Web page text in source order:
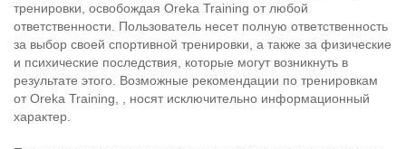
тренировки, освобождая Oreka Training от любой
ответственности. Пользователь несет полную ответственность
за выбор своей спортивной тренировки, а также за физические
и психические последствия, которые могут возникнуть в
результате этого. Возможные рекомендации по тренировкам
от Oreka Training, , носят исключительно информационный
характер.